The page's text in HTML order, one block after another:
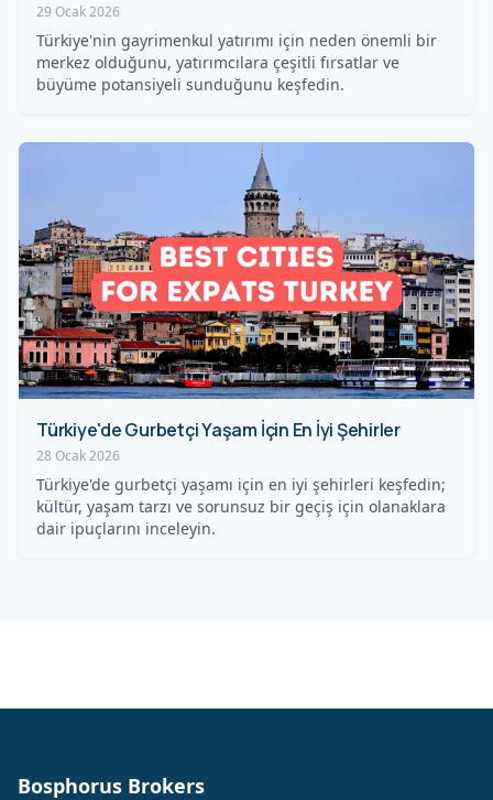
29 Ocak 2026
Türkiye'nin gayrimenkul yatırımı için neden önemli bir
merkez olduğunu, yatırımcılara çeşitli fırsatlar ve
büyüme potansiyeli sunduğunu keşfedin.
Türkiye'de Gurbetçi Yaşam İçin En İyi Şehirler
28 Ocak 2026
Türkiye'de gurbetçi yaşamı için en iyi şehirleri keşfedin;
kültür, yaşam tarzı ve sorunsuz bir geçiş için olanaklara
dair ipuçlarını inceleyin.
Bosphorus Brokers